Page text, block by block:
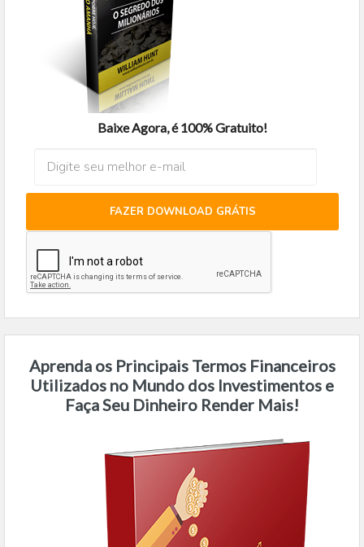
Baixe Agora, é 100% Gratuito!
FAZER DOWNLOAD GRÁTIS
Aprenda os Principais Termos Financeiros
Utilizados no Mundo dos Investimentos e
Faça Seu Dinheiro Render Mais!